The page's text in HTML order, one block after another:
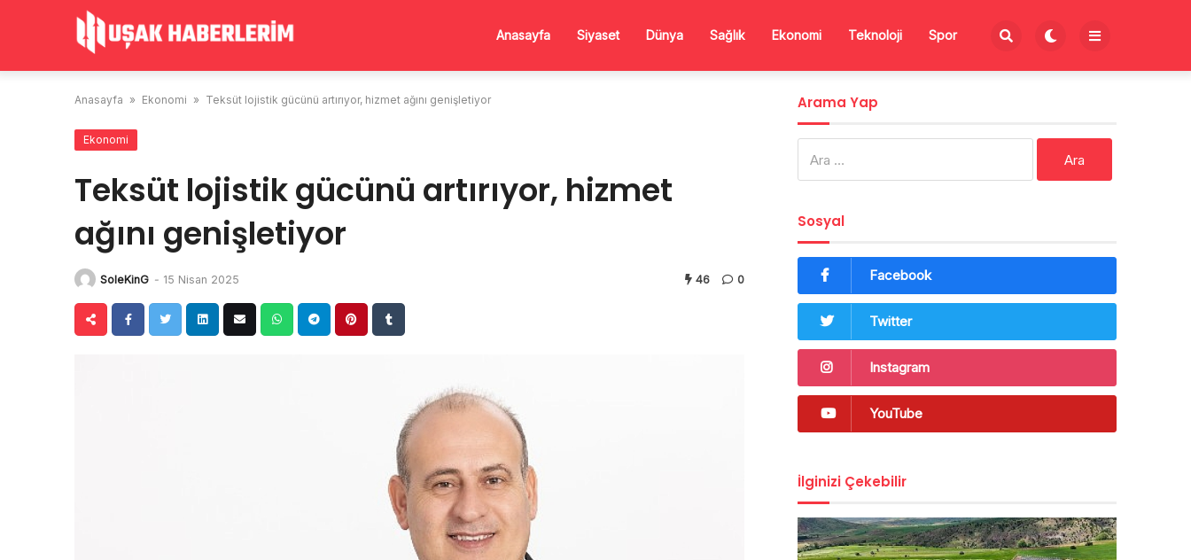
Anasayfa Siyaset Dünya Sağlık Ekonomi Teknoloji Spor
Anasayfa » Ekonomi » Teksüt lojistik gücünü artırıyor, hizmet ağını genişletiyor
Ekonomi
Teksüt lojistik gücünü artırıyor, hizmet
ağını genişletiyor
SoleKinG - 15 Nisan 2025 46 0
Arama Yap
Sosyal
Facebook
Twitter
Instagram
YouTube
İlginizi Çekebilir